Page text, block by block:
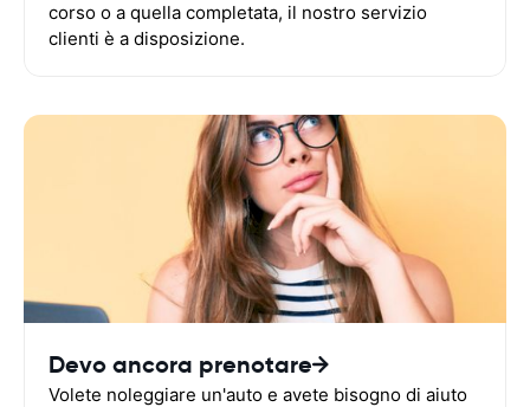
corso o a quella completata, il nostro servizio
clienti è a disposizione.
Devo ancora prenotare
Volete noleggiare un'auto e avete bisogno di aiuto